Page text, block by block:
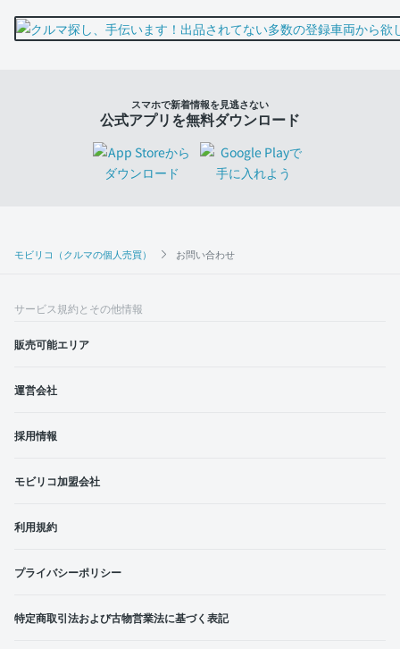
モビリコ（クルマの個人売買） お問い合わせ
スマホで新着情報を見逃さない
公式アプリを無料ダウンロード
サービス規約とその他情報
販売可能エリア
運営会社
採用情報
モビリコ加盟会社
利用規約
プライバシーポリシー
特定商取引法および古物営業法に基づく表記